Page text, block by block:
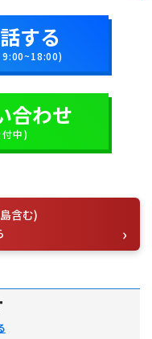
する
9:00~18:00)
合わせ
中)
含む)